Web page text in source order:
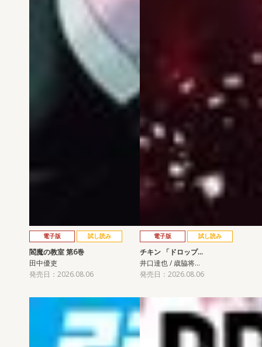
電子版 試し読み
閻魔の教室 第6巻
田中優吏
発売日：2026.08.06
電子版 試し読み
チキン 「ドロップ…
井口達也 / 歳脇将…
発売日：2026.08.06